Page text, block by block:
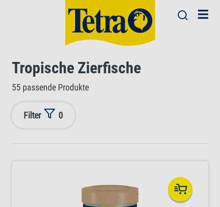
Tropische Zierfische
55 passende Produkte
Filter 0